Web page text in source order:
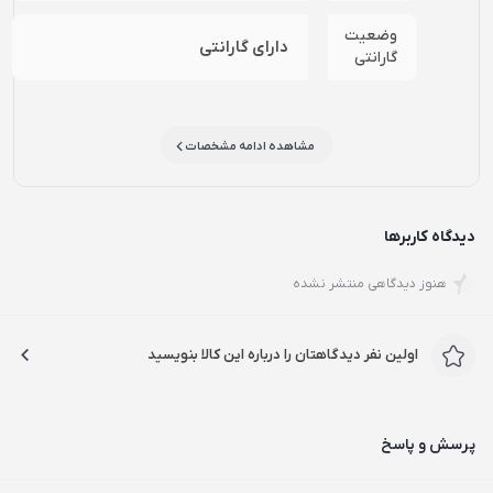
وضعیت
گارانتی
دارای گارانتی
مشاهده ادامه مشخصات
دیدگاه کاربرها
هنوز دیدگاهی منتشر نشده
اولین نفر دیدگاهتان را درباره این کالا بنویسید
پرسش و پاسخ